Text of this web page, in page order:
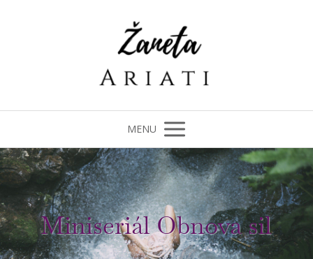
MENU
Miniseriál Obnova sil